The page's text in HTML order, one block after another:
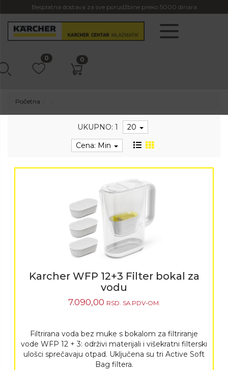
Besplatna dostava za sve porudžbine preko 5000 dinara
0 0
Početna
UKUPNO: 1
20
Cena: Min
Karcher WFP 12+3 Filter bokal za
vodu
7.090,00 RSD. SA PDV-OM.
Filtrirana voda bez muke s bokalom za filtriranje
vode WFP 12 + 3: održivi materijali i višekratni filterski
ulošci sprečavaju otpad. Uključena su tri Active Soft
Bag filtera.